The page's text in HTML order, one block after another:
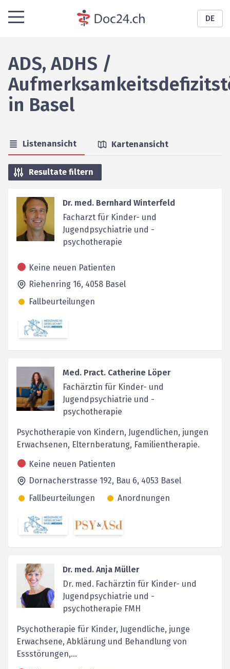
DE
ADS, ADHS /
in Basel
Listenansicht Kartenansicht
Resultate filtern
Dr. med. Bernhard Winterfeld
Facharzt für Kinder- und
Jugendpsychiatrie und -
psychotherapie
Keine neuen Patienten
Riehenring 16, 4058 Basel
Fallbeurteilungen
Med. Pract. Catherine Löper
Fachärztin für Kinder- und
Jugendpsychiatrie und -
psychotherapie
Psychotherapie von Kindern, Jugendlichen, jungen
Erwachsenen, Elternberatung, Familientherapie.
Keine neuen Patienten
Dornacherstrasse 192, Bau 6, 4053 Basel
Fallbeurteilungen
Anordnungen
Dr. med. Anja Müller
Dr. med. Fachärztin für Kinder- und
Jugendpsychiatrie und -
psychotherapie FMH
Psychotherapie für Kinder, Jugendliche, junge
Erwachsene, Abklärung und Behandlung von
Essstörungen,...